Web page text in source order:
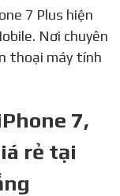
7 Plus hiện
Nơi chuyên
thoại máy tính
7,
rẻ tại